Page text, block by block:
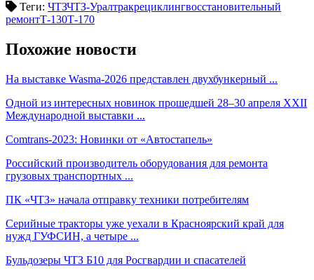
Теги: ЧТЗЧТЗ-Уралтракрециклингвосстановительный
ремонтТ-130Т-170
Похожие новости
На выставке Wasma-2026 представлен двухбункерный ...
Одной из интересных новинок прошедшей 28–30 апреля XXII
Международной выставки ...
Comtrans-2023: Новинки от «Автостапель»
Российский производитель оборудования для ремонта
грузовых транспортных ...
ПК «ЧТЗ» начала отправку техники потребителям
Серийные тракторы уже уехали в Красноярский край для
нужд ГУФСИН, а четыре ...
Бульдозеры ЧТЗ Б10 для Росгвардии и спасателей